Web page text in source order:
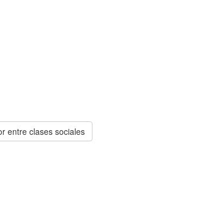
entre clases sociales